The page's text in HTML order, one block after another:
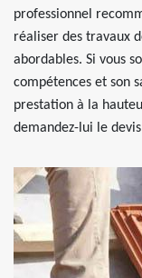
professionnel
réaliser des travaux
abordables. Si vous
compétences et son
prestation à la
demandez-lui le